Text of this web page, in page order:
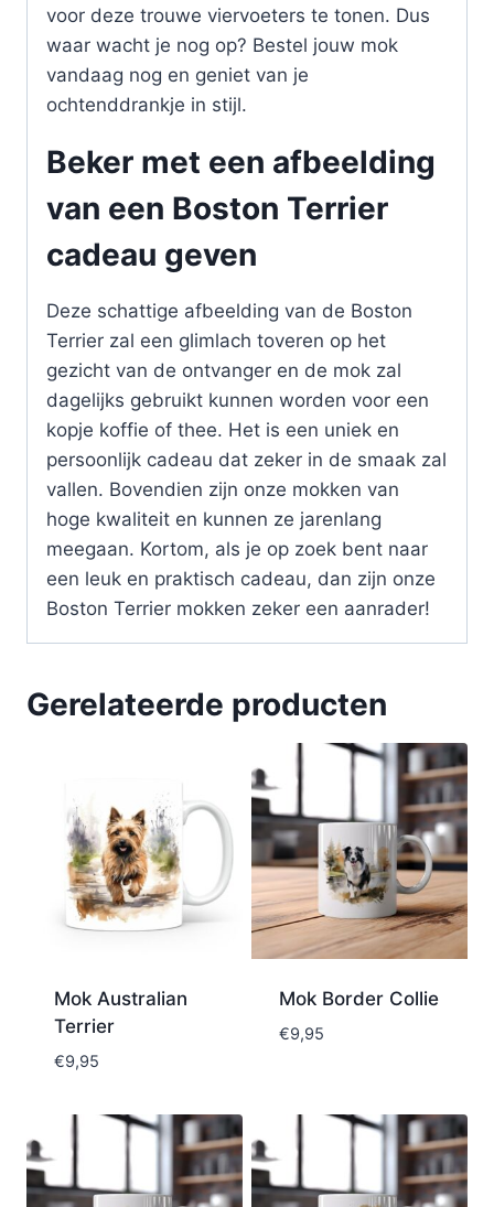
voor deze trouwe viervoeters te tonen. Dus
waar wacht je nog op? Bestel jouw mok
vandaag nog en geniet van je
ochtenddrankje in stijl.
Beker met een afbeelding
van een Boston Terrier
cadeau geven
Deze schattige afbeelding van de Boston
Terrier zal een glimlach toveren op het
gezicht van de ontvanger en de mok zal
dagelijks gebruikt kunnen worden voor een
kopje koffie of thee. Het is een uniek en
persoonlijk cadeau dat zeker in de smaak zal
vallen. Bovendien zijn onze mokken van
hoge kwaliteit en kunnen ze jarenlang
meegaan. Kortom, als je op zoek bent naar
een leuk en praktisch cadeau, dan zijn onze
Boston Terrier mokken zeker een aanrader!
Gerelateerde producten
Mok Australian
Terrier
€9,95
Mok Border Collie
€9,95